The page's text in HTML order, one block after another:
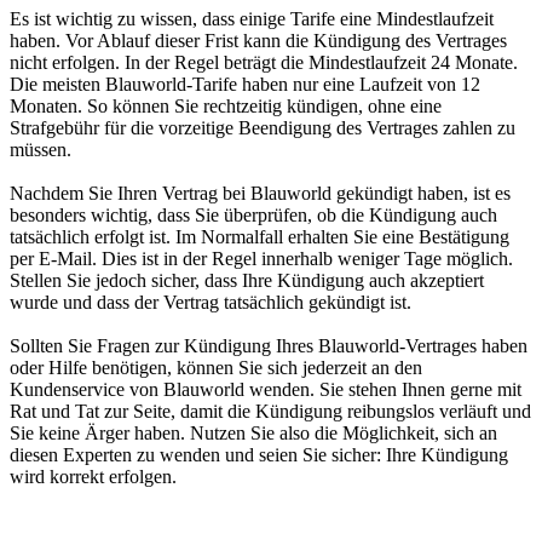
Es ist wichtig zu wissen, dass einige Tarife eine Mindestlaufzeit
haben. Vor Ablauf dieser Frist kann die Kündigung des Vertrages
nicht erfolgen. In der Regel beträgt die Mindestlaufzeit 24 Monate.
Die meisten Blauworld-Tarife haben nur eine Laufzeit von 12
Monaten. So können Sie rechtzeitig kündigen, ohne eine
Strafgebühr für die vorzeitige Beendigung des Vertrages zahlen zu
müssen.
Nachdem Sie Ihren Vertrag bei Blauworld gekündigt haben, ist es
besonders wichtig, dass Sie überprüfen, ob die Kündigung auch
tatsächlich erfolgt ist. Im Normalfall erhalten Sie eine Bestätigung
per E-Mail. Dies ist in der Regel innerhalb weniger Tage möglich.
Stellen Sie jedoch sicher, dass Ihre Kündigung auch akzeptiert
wurde und dass der Vertrag tatsächlich gekündigt ist.
Sollten Sie Fragen zur Kündigung Ihres Blauworld-Vertrages haben
oder Hilfe benötigen, können Sie sich jederzeit an den
Kundenservice von Blauworld wenden. Sie stehen Ihnen gerne mit
Rat und Tat zur Seite, damit die Kündigung reibungslos verläuft und
Sie keine Ärger haben. Nutzen Sie also die Möglichkeit, sich an
diesen Experten zu wenden und seien Sie sicher: Ihre Kündigung
wird korrekt erfolgen.